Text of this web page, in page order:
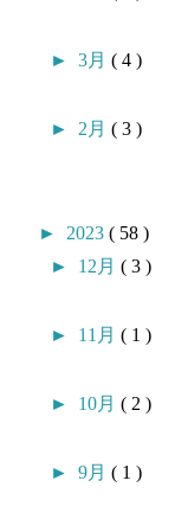
►3月( 4 )
► 2月( 3 )
► 2023( 58 )
► 12月( 3 )
► 11月( 1 )
► 10月( 2 )
►9月( 1 )